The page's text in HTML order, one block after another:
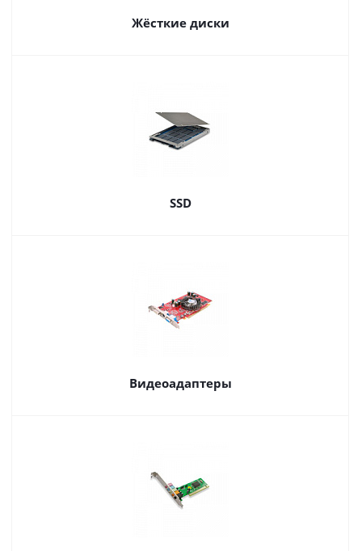
Жёсткие диски
SSD
Видеоадаптеры